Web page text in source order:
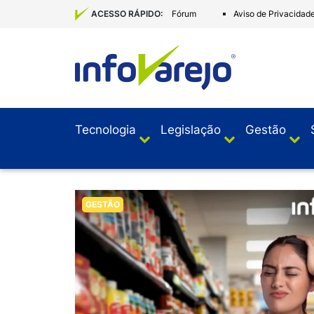
ACESSO RÁPIDO: Fórum Aviso de
Tecnologia Legislação Gestão
GESTÃO